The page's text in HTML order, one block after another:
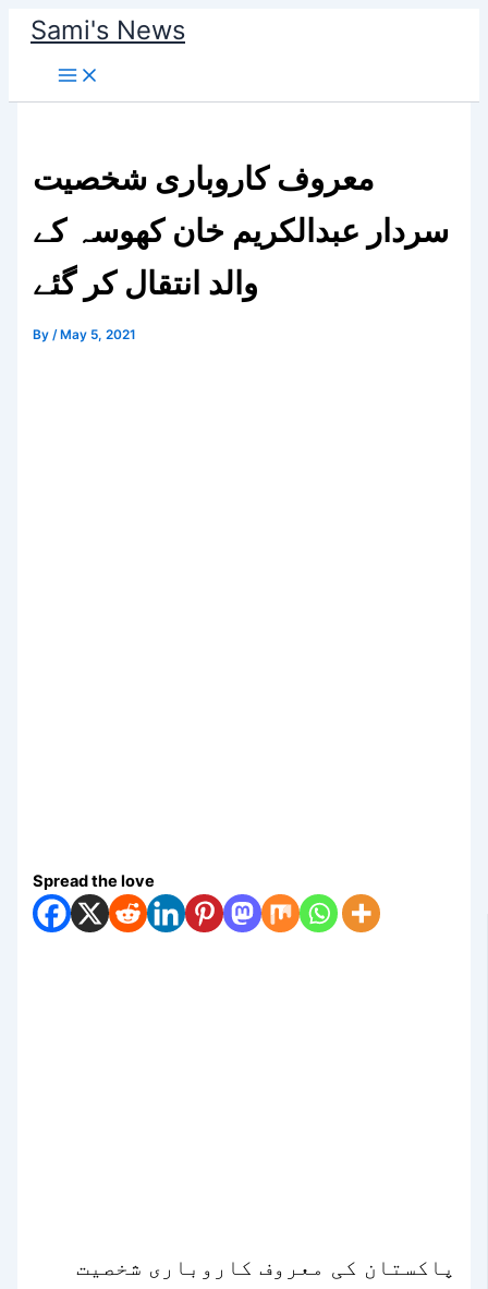
Skip
content
Sami's News
معروف کاروباری شخصیت
سردار عبدالکریم خان کھوسہ کے
والد انتقال کر گئے
By/ May 5, 2021
Spread the love
پاکستان کی معروف کاروباری شخصیت